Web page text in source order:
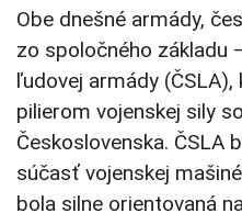
Obe dnešné armády,
zo spoločného základu
ľudovej armády
pilierom vojenskej sily
Československa. ČSLA
súčasť vojenskej
bola silne orientovaná